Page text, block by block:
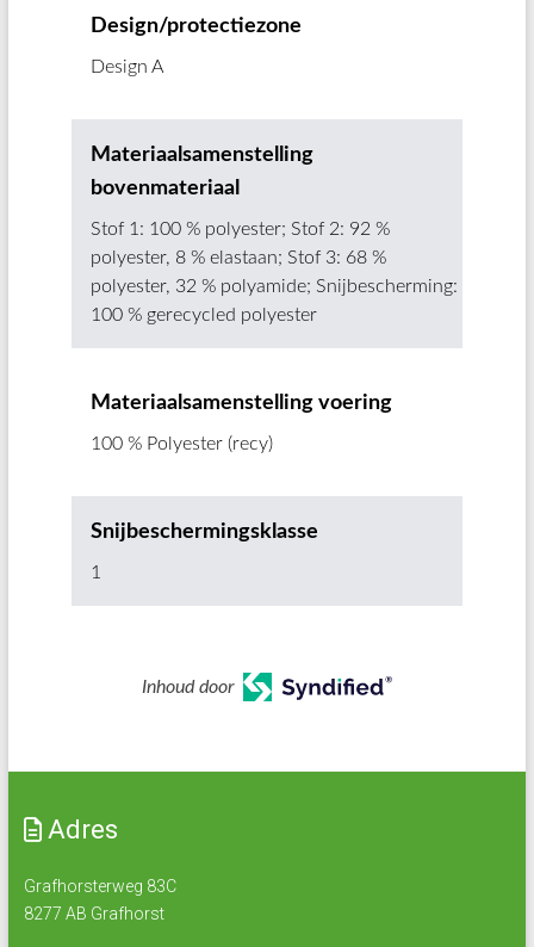
Design/protectiezone
Design A
Materiaalsamenstelling
bovenmateriaal
Stof 1: 100 % polyester; Stof 2: 92 %
polyester, 8 % elastaan; Stof 3: 68 %
polyester, 32 % polyamide; Snijbescherming:
100 % gerecycled polyester
Materiaalsamenstelling voering
100 % Polyester (recy)
Snijbeschermingsklasse
1
Inhoud door
Adres
Grafhorsterweg 83C
8277 AB Grafhorst